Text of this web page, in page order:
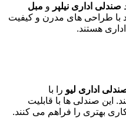
صندلی اداری نیلپر و مبل
با طراحی های مدرن و کیفیت
هستند.
اداری لیو را با
این صندلی ها با قابلیت
بهتری را فراهم می کنند.